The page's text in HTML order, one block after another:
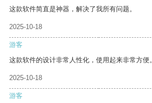
这款软件简直是神器，解决了我所有问题。
2025-10-18
游客
这款软件的设计非常人性化，使用起来非常方便。
2025-10-18
游客